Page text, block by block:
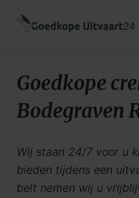
Goedkope
Bodegraven
Wij staan 24/7 voor u
bieden tijdens een
belt nemen wij u